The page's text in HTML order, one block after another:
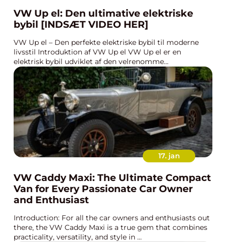
VW Up el: Den ultimative elektriske
bybil [INDSÆT VIDEO HER]
VW Up el – Den perfekte elektriske bybil til moderne
livsstil Introduktion af VW Up el VW Up el er en
elektrisk bybil udviklet af den velrenomme...
17. jan
VW Caddy Maxi: The Ultimate Compact
Van for Every Passionate Car Owner
and Enthusiast
Introduction: For all the car owners and enthusiasts out
there, the VW Caddy Maxi is a true gem that combines
practicality, versatility, and style in ...